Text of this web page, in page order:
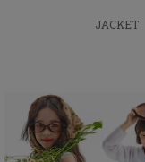
JACKET